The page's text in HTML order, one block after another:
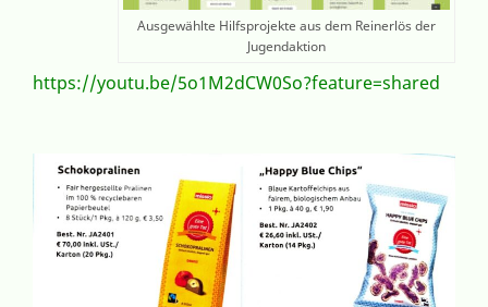
Ausgewählte Hilfsprojekte aus dem Reinerlös der
Jugendaktion
https://youtu.be/5o1M2dCW0So?feature=shared